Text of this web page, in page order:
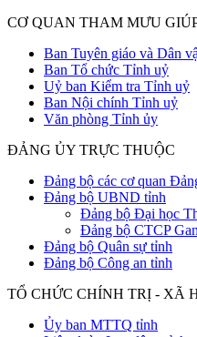
CƠ QUAN THAM MƯU
Ban Tuyên giáo và Dân
Ban Tổ chức Tỉnh uỷ
Uỷ ban Kiểm tra Tỉnh uỷ
Ban Nội chính Tỉnh uỷ
Văn phòng Tỉnh ủy
ĐẢNG ỦY TRỰC THUỘC
Đảng bộ các cơ quan
Đảng bộ UBND tỉnh
Đảng bộ Đại học
Đảng bộ CTCP
Đảng bộ Quân sự tỉnh
Đảng bộ Công an tỉnh
TỔ CHỨC CHÍNH TRỊ - XÃ
Ủy ban MTTQ tỉnh